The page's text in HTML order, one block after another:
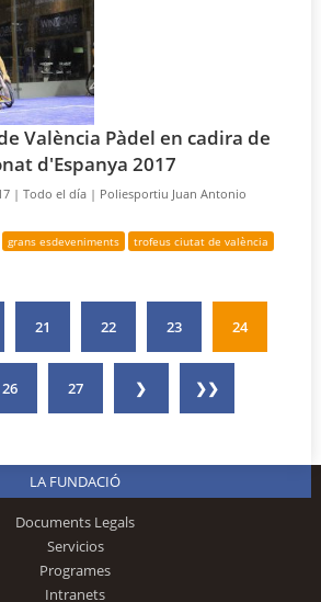
València Pàdel en cadira de
d'Espanya 2017
|Todo el día | Poliesportiu Juan Antonio
grans esdeveniments trofeus ciutat de valència
21 22 23 24
26 27 ❯ ❯❯
LA FUNDACIÓ
Documents Legals
Servicios
Programes
Intranets